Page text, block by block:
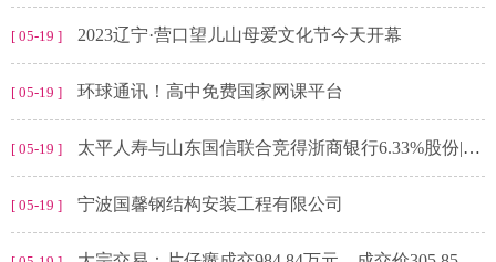
[ 05-19 ] 2023辽宁·营口望儿山母爱文化节今天开幕
[ 05-19 ] 环球通讯！高中免费国家网课平台
[ 05-19 ] 太平人寿与山东国信联合竞得浙商银行6.33%股份|全球要闻
[ 05-19 ] 宁波国馨钢结构安装工程有限公司